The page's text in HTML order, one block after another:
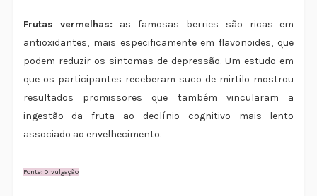
Frutas vermelhas: as famosas berries são ricas em
antioxidantes, mais especificamente em flavonoides, que
podem reduzir os sintomas de depressão. Um estudo em
que os participantes receberam suco de mirtilo mostrou
resultados promissores que também vincularam a
ingestão da fruta ao declínio cognitivo mais lento
associado ao envelhecimento.
Fonte: Divulgação